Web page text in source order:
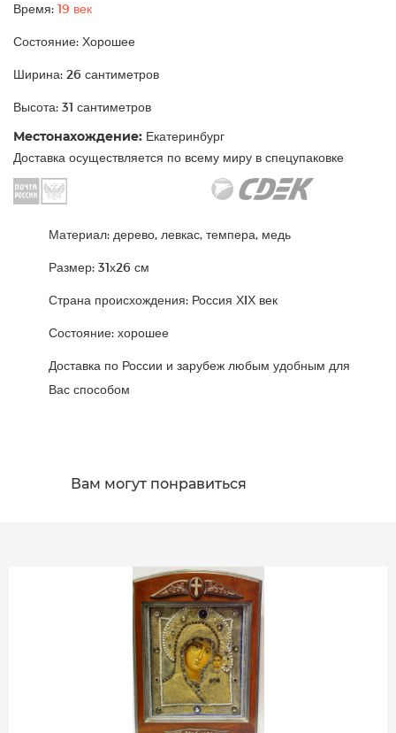
Время: 19 век
Состояние: Хорошее
Ширина: 26 сантиметров
Высота: 31 сантиметров
Местонахождение: Екатеринбург
Доставка осуществляется по всему миру в спецупаковке
Материал: дерево, левкас, темпера, медь
Размер: 31х26 см
Страна происхождения: Россия ХIХ век
Состояние: хорошее
Доставка по России и зарубеж любым удобным для
Вас способом
Вам могут понравиться